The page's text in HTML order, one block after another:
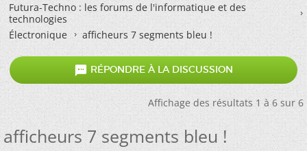
Futura-Techno : les forums de l'informatique et des
technologies
Électronique
afficheurs 7 segments bleu !
 RÉPONDRE À LA DISCUSSION
Affichage des résultats 1 à 6 sur 6
afficheurs 7 segments bleu !